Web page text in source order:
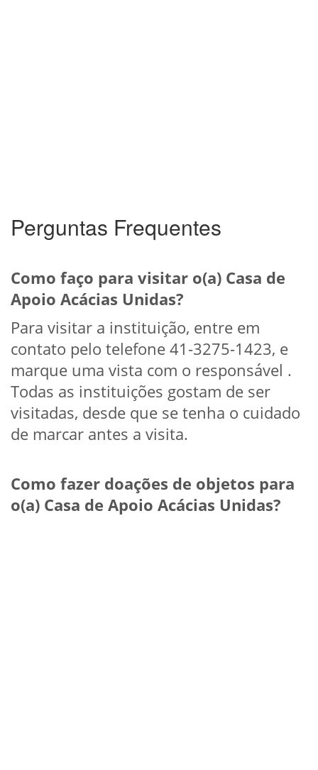
Perguntas Frequentes
Como faço para visitar o(a) Casa de
Apoio Acácias Unidas?
Para visitar a instituição, entre em
contato pelo telefone 41-3275-1423, e
marque uma vista com o responsável .
Todas as instituições gostam de ser
visitadas, desde que se tenha o cuidado
de marcar antes a visita.
Como fazer doações de objetos para
o(a) Casa de Apoio Acácias Unidas?